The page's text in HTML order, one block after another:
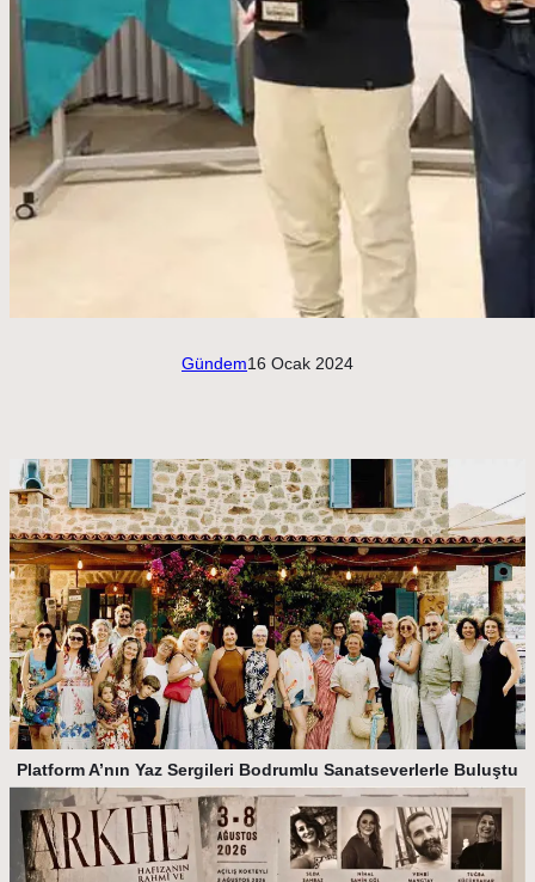
Gündem16 Ocak 2024
Platform A’nın Yaz Sergileri Bodrumlu Sanatseverlerle Buluştu